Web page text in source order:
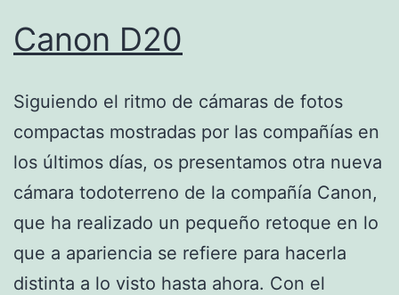
Canon D20
Siguiendo el ritmo de cámaras de fotos
compactas mostradas por las compañías en
los últimos días, os presentamos otra nueva
cámara todoterreno de la compañía Canon,
que ha realizado un pequeño retoque en lo
que a apariencia se refiere para hacerla
distinta a lo visto hasta ahora. Con el